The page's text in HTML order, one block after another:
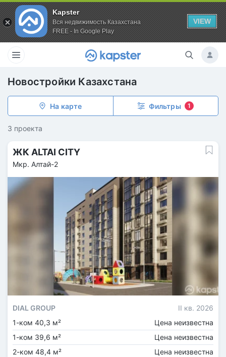
Kapster
Вся недвижимость Казахстана
FREE - In Google Play
VIEW
Новостройки Казахстана
На карте Фильтры 1
3 проекта
ЖК ALTAI CITY
Мкр. Алтай-2
DIAL GROUP
II кв. 2026
1-ком 40,3 м²
Цена неизвестна
1-ком 39,6 м²
Цена неизвестна
2-ком 48,4 м²
Цена неизвестна